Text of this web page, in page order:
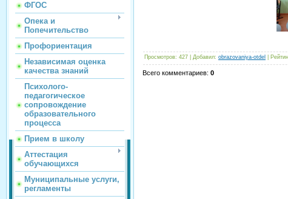
ФГОС
Опека и
Попечительство
Профориентация
Независимая оценка
качества знаний
Психолого-
педагогическое
сопровождение
образовательного
процесса
Прием в школу
Аттестация
обучающихся
Муниципальные услуги,
регламенты
Просмотров: 427 Добавил: obrazovaniya-otdel
Всего комментариев: 0